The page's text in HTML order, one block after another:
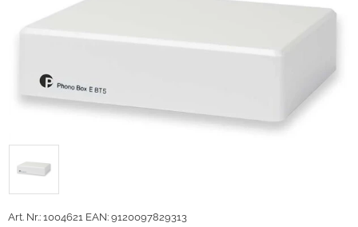
Art. Nr.: 1004621 EAN: 9120097829313